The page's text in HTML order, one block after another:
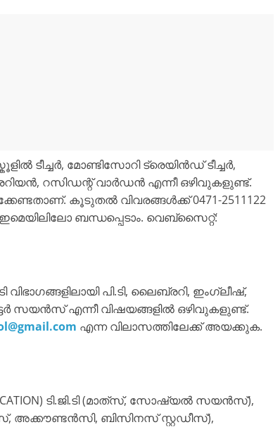
മോണ്ടിസോറി ട്രെയിൻഡ് ടീച്ചർ,
റസിഡന്റ് വാർഡൻ എന്നീ ഒഴിവുകളുണ്ട്.
കൂടുതൽ വിവരങ്ങൾക്ക് 0471-2511122
ബന്ധപ്പെടാം. വെബ്സൈറ്റ്:
വിഭാഗങ്ങളിലായി പി.ടി, ലൈബ്രറി, ഇംഗ്ലീഷ്,
എന്നീ വിഷയങ്ങളിൽ ഒഴിവുകളുണ്ട്.
എന്ന വിലാസത്തിലേക്ക് അയക്കുക.
ടി.ജി.ടി (മാത്‌സ്, സോഷ്യൽ സയൻസ്),
അക്കൗണ്ടൻസി, ബിസിനസ് സ്റ്റഡീസ്),